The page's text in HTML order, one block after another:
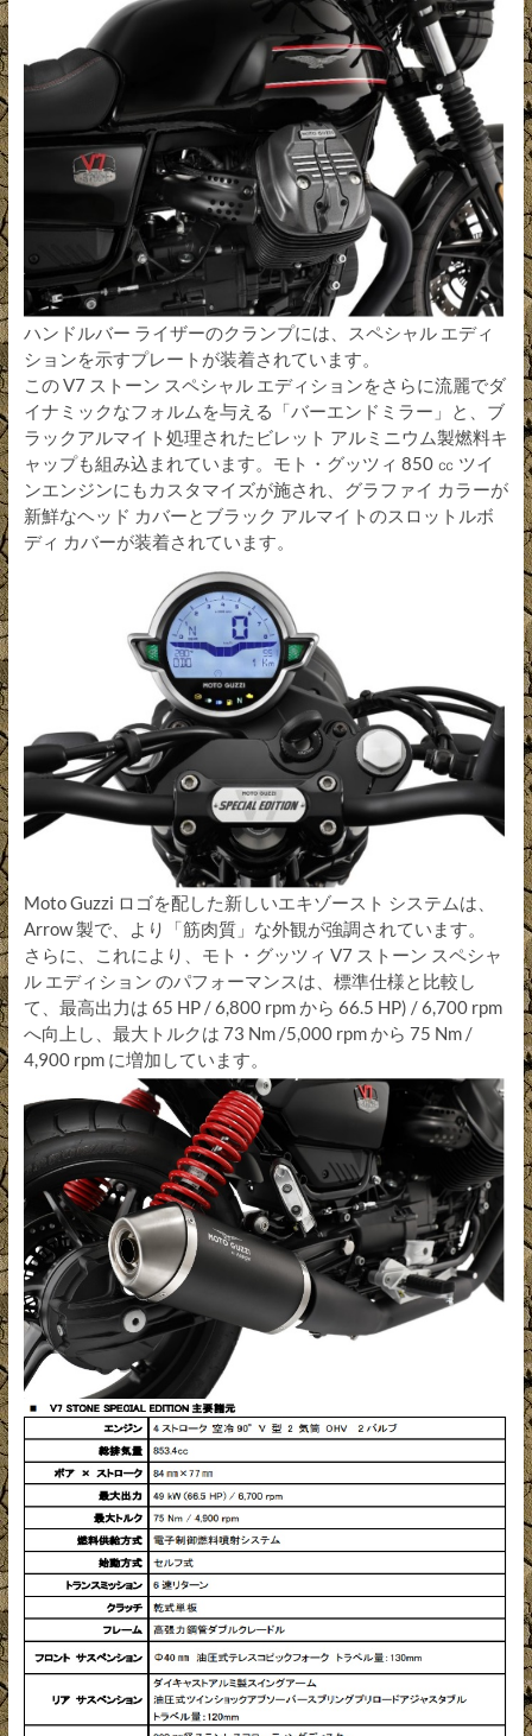
ハンドルバー ライザーのクランプには、スペシャル エディ
ションを示すプレートが装着されています。
この V7 ストーン スペシャル エディションをさらに流麗でダ
イナミックなフォルムを与える「バーエンドミラー」と、ブ
ラックアルマイト処理されたビレット アルミニウム製燃料キ
ャップも組み込まれています。モト・グッツィ 850 ㏄ ツイ
ンエンジンにもカスタマイズが施され、グラファイ カラーが
新鮮なヘッド カバーとブラック アルマイトのスロットルボ
ディ カバーが装着されています。
Moto Guzzi ロゴを配した新しいエキゾースト システムは、
Arrow 製で、より「筋肉質」な外観が強調されています。
さらに、これにより、モト・グッツィ V7 ストーン スペシャ
ル エディション のパフォーマンスは、標準仕様と比較し
て、最高出力は 65 HP / 6,800 rpm から 66.5 HP) / 6,700 rpm
へ向上し、最大トルクは 73 Nm /5,000 rpm から 75 Nm /
4,900 rpm に増加しています。